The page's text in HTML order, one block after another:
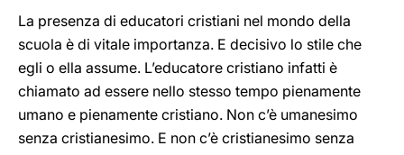
La presenza di educatori cristiani nel mondo della
scuola è di vitale importanza. E decisivo lo stile che
egli o ella assume. L’educatore cristiano infatti è
chiamato ad essere nello stesso tempo pienamente
umano e pienamente cristiano. Non c’è umanesimo
senza cristianesimo. E non c’è cristianesimo senza